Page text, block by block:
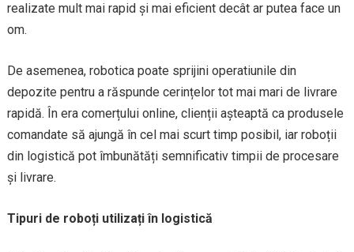
realizate mult mai rapid și mai eficient decât ar putea face un
om.
De asemenea, robotica poate sprijini operatiunile din
depozite pentru a răspunde cerințelor tot mai mari de livrare
rapidă. În era comerțului online, clienții așteaptă ca produsele
comandate să ajungă în cel mai scurt timp posibil, iar roboții
din logistică pot îmbunătăți semnificativ timpii de procesare
și livrare.
Tipuri de roboți utilizați în logistică